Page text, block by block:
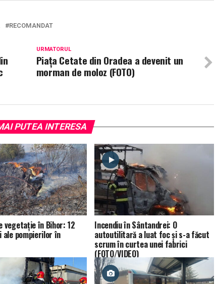
RECOMANDAT
URMATORUL
Piața Cetate din Oradea a devenit un
morman de moloz (FOTO)
PUTEA INTERESA
vegetație în Bihor: 12
ale pompierilor în
Incendiu în Sântandrei: O
autoutilitară a luat foc și s-a făcut
scrum în curtea unei fabrici
(FOTO/VIDEO)